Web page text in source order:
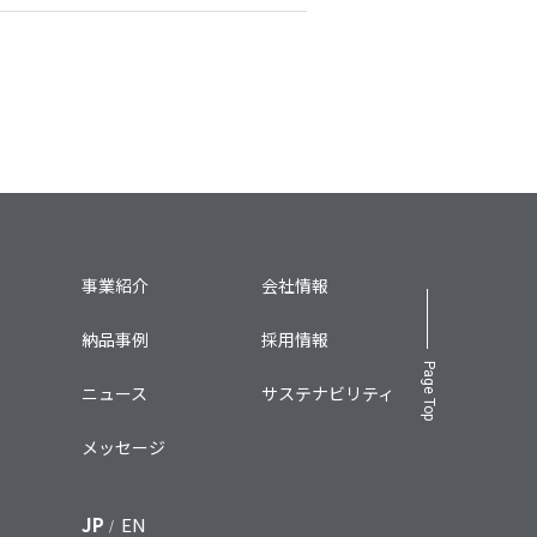
Page Top
事業紹介
納品事例
ニュース
メッセージ
会社情報
採用情報
サステナビリティ
JP EN